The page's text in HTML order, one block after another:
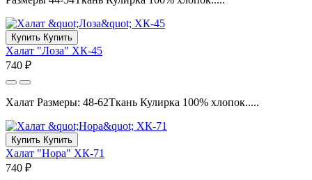
Купить Купить
Халат "Лоза" ХК-45
740 ₽
Халат Размеры: 48-62Ткань Кулирка 100% хлопок.....
Купить Купить
Халат "Нора" ХК-71
740 ₽